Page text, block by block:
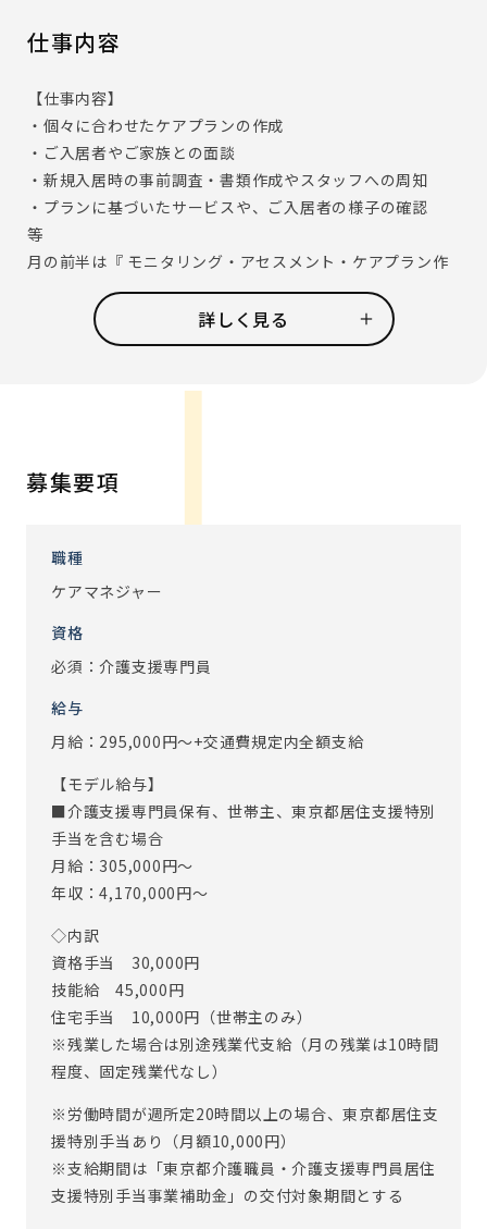
仕事内容
【仕事内容】
・個々に合わせたケアプランの作成
・ご入居者やご家族との面談
・新規入居時の事前調査・書類作成やスタッフへの周知
・プランに基づいたサービスや、ご入居者の様子の確認
等
月の前半は『 モニタリング・アセスメント・ケアプラン作
成 』 、月の後半は 『サービス担当者会議・ケアプランのお
伝え 』 という形で、 1 ヶ月の業務を大まかに分けていま
ご入居者の「望む暮らし」を実現するために、1人ひとりの
【1日の流れ】
・9:00 業務開始：申し送りを確認し、朝礼に参加します
・9:30 ラウンド：ご入居者のご様子確認や、最近の出来
事・ご家族のことなどお話を伺います
・10:00 ケアマネジメント業務：ケアプラン作成、アセス
・12:00 休憩
・13:00 ケアマネジメント業務：サービス担当者会議、ケ
・16:00 夕礼：申し送りを行います
・16:30 経過記録、明日の申し送りの準備
ご入居者の「望む暮らし」を実現するために、1人ひとりの
生活・人生と向き合うことができるお仕事です。
※従事すべき業務の変更の範囲：あり（変更範囲：会社の定
※定年制度あり（定年65歳）
詳しく見る
募集要項
職種
ケアマネジャー
資格
必須：介護支援専門員
給与
月給：295,000円～+交通費規定内全額支給
【モデル給与】
■介護支援専門員保有、世帯主、東京都居住支援特別
手当を含む場合
月給：305,000円～
年収：4,170,000円～
◇内訳
資格手当 30,000円
技能給 45,000円
住宅手当 10,000円（世帯主のみ）
※残業した場合は別途残業代支給（月の残業は10時間
程度、固定残業代なし）
※労働時間が週所定20時間以上の場合、東京都居住支
援特別手当あり（月額10,000円）
※支給期間は「東京都介護職員・介護支援専門員居住
支援特別手当事業補助金」の交付対象期間とする